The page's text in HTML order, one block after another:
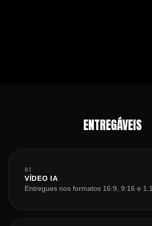
ENTREGÁVEIS
01
VÍDEO IA
Entregues nos formatos 16:9, 9:16 e 1:1.